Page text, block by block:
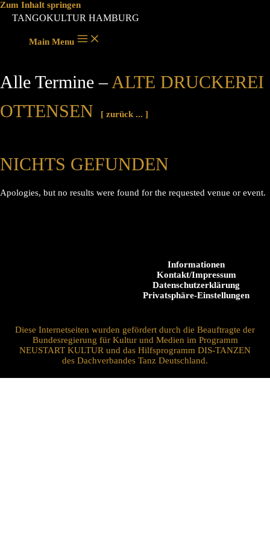
Zum Inhalt springen
TANGOKULTUR HAMBURG
Main Menu
Alle Termine – ALTE DRUCKEREI
OTTENSEN [ zurück ... ]
NICHTS GEFUNDEN
Apologies, but no results were found for the requested venue or event.
Informationen
Kontakt/Impressum
Datenschutzerklärung
Privatsphäre-Einstellungen
Diese Internetseiten wurden gefördert durch die Beauftragte der
Bundesregierung für Kultur und Medien im Programm
NEUSTART KULTUR und das Hilfsprogramm DIS-TANZEN
des Dachverbandes Tanz Deutschland.